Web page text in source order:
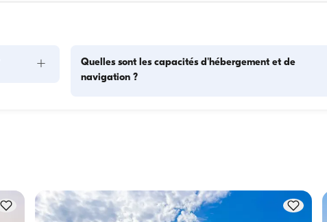
+
Quelles sont les capacités d'hébergement et de
navigation ?
capacité de navigation s'applique.